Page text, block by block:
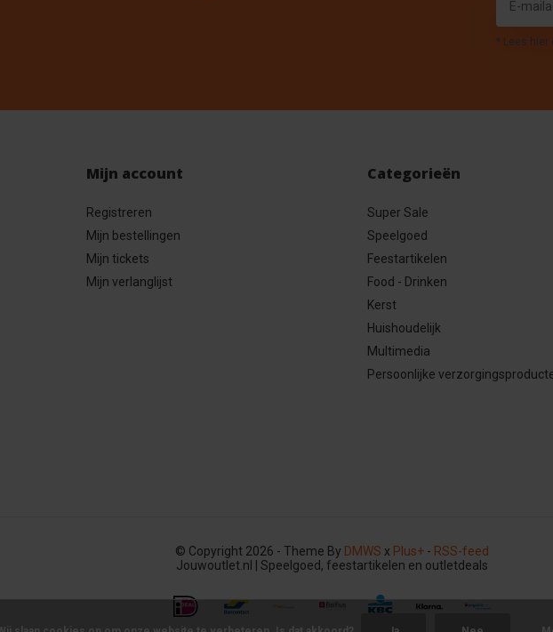
* Lees hier
Mijn account
Registreren
Mijn bestellingen
Mijn tickets
Mijn verlanglijst
Categorieën
Super Sale
Speelgoed
Feestartikelen
Food - Drinken
Kerst
Huishoudelijk
Multimedia
Persoonlijke
© Copyright 2026 - Theme By DMWS x Plus+ - RSS-feed
Jouwoutlet.nl | Speelgoed, feestartikelen en outletdeals